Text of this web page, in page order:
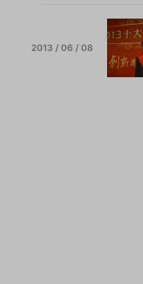
2013 / 06 / 08